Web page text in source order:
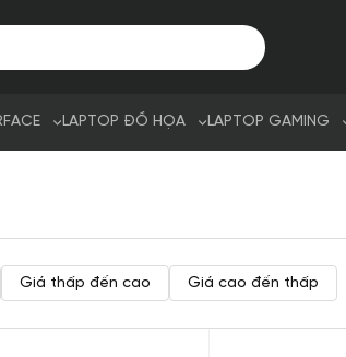
LAPTOP ĐỒ HỌA LAPTOP GAMING
Giá thấp đến cao Giá cao đến thấp